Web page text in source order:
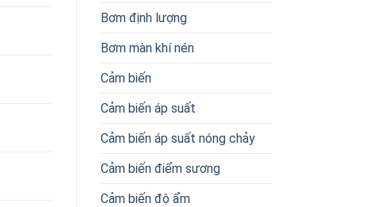
Bơm định lượng
Bơm màn khí nén
Cảm biến
Cảm biến áp suất
Cảm biến áp suất nóng chảy
Cảm biến điểm sương
Cảm biến độ ẩm